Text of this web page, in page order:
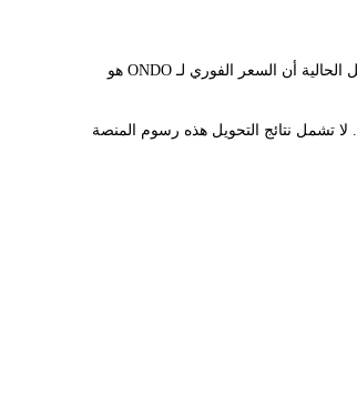
يوفر مُحوّل LBank سعر الصرف الفوري لـ ONDO وGBP، مما يُسهّل عليك تحويل ONDO(ONDO) إلى GBP. تستخدم هذه الأداة بيانات فورية للتحويل. تُظهر نتيجة التحويل الحالية أن السعر الفوري لـ ONDO هو
قيمة 1 ONDO حاليًا هي £0.2584، مما يعني أن شراء 5 ONDO سيكلفك £1.29. وبالمثل، يمكن تحويل 1 GBP إلى 3.87020642 ONDO، و50 GBP إلى 193.510321 ONDO. لا تشمل نتائج التحويل هذه رسوم المنصة